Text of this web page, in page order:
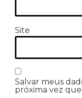
Site
Salvar meus
próxima vez